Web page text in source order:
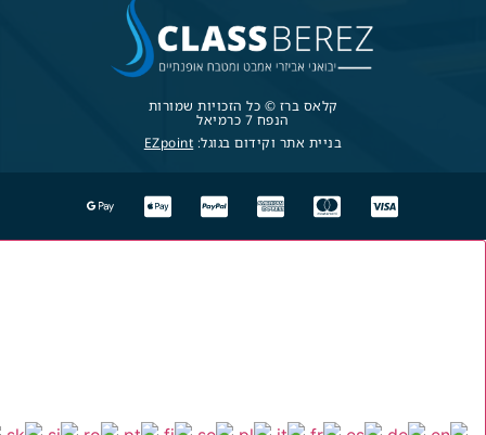
קלאס ברז © כל הזכויות שמורות
הנפח 7 כרמיאל
בניית אתר וקידום בגוגל:EZpoint